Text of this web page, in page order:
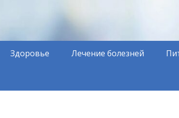
Здоровье Лечение болезней